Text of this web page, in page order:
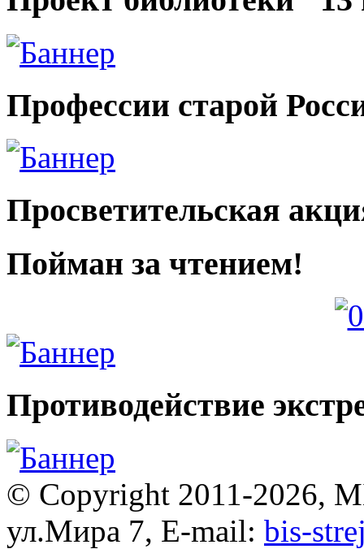
Профессии старой
Просветительская
Пойман за чтением!
Противодействие
© Copyright 2011-2026,
ул.Мира 7, E-mail: bis-